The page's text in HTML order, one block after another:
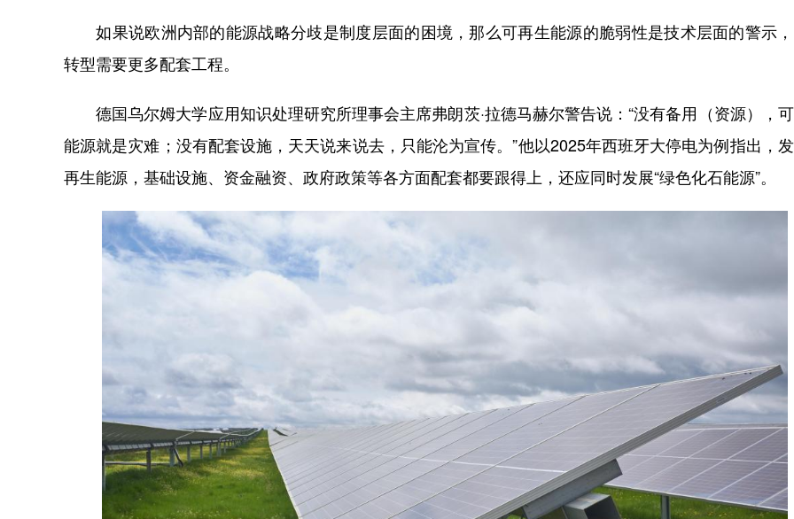
如果说欧洲内部的能源战略分歧是制度层面的困境，那么可再生能源的脆弱性是技术层面的警示
转型需要更多配套工程。
德国乌尔姆大学应用知识处理研究所理事会主席弗朗茨·拉德马赫尔警告说：“没有备用（资源），
能源就是灾难；没有配套设施，天天说来说去，只能沦为宣传。”他以2025年西班牙大停电为例指出，
再生能源，基础设施、资金融资、政府政策等各方面配套都要跟得上，还应同时发展“绿色化石能源”。